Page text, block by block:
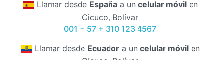
Llamar desde Españaa un celular móvilen
Cicuco, Bolívar
001 + 57 + 310 123 4567
Llamar desde Ecuadora un celular móvilen